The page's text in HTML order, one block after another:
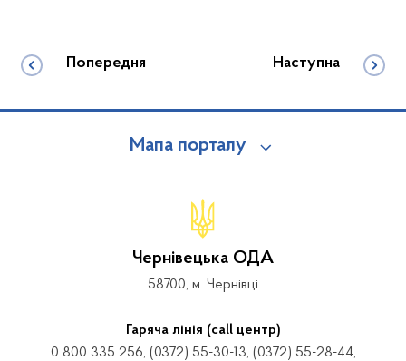
Попередня Наступна
Мапа порталу
Чернівецька ОДА
58700, м. Чернівці
Гаряча лінія (call центр)
0 800 335 256, (0372) 55-30-13, (0372) 55-28-44,